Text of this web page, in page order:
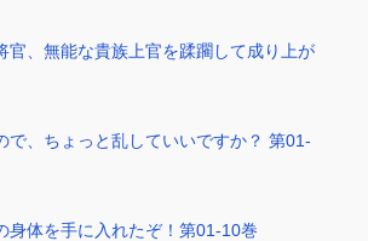
官、無能な貴族上官を蹂躙して成り上が
で、ちょっと乱していいですか？ 第01-
身体を手に入れたぞ！第01-10巻